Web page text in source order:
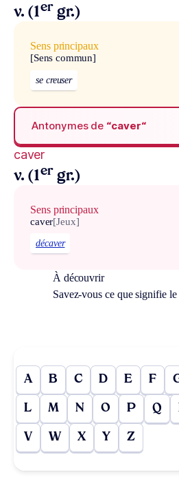
v. (1er gr.)
Sens principaux
[Sens commun]
se creuser
Antonymes de “caver“
caver
v. (1er gr.)
Sens principaux
caver[Jeux]
décaver
À découvrir
Savez-vous ce que signifie
A B C D E F
L M N O P Q
V W X Y Z